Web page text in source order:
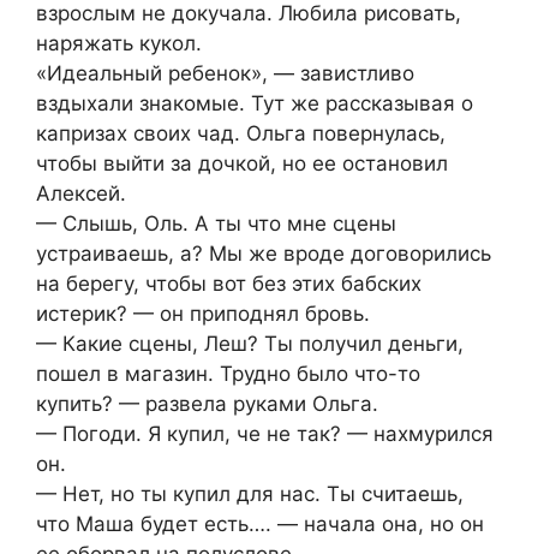
взрослым не докучала. Любила рисовать,
наряжать кукол.
«Идеальный ребенок», — завистливо
вздыхали знакомые. Тут же рассказывая о
капризах своих чад. Ольга повернулась,
чтобы выйти за дочкой, но ее остановил
Алексей.
— Слышь, Оль. А ты что мне сцены
устраиваешь, а? Мы же вроде договорились
на берегу, чтобы вот без этих бабских
истерик? — он приподнял бровь.
— Какие сцены, Леш? Ты получил деньги,
пошел в магазин. Трудно было что-то
купить? — развела руками Ольга.
— Погоди. Я купил, че не так? — нахмурился
он.
— Нет, но ты купил для нас. Ты считаешь,
что Маша будет есть…. — начала она, но он